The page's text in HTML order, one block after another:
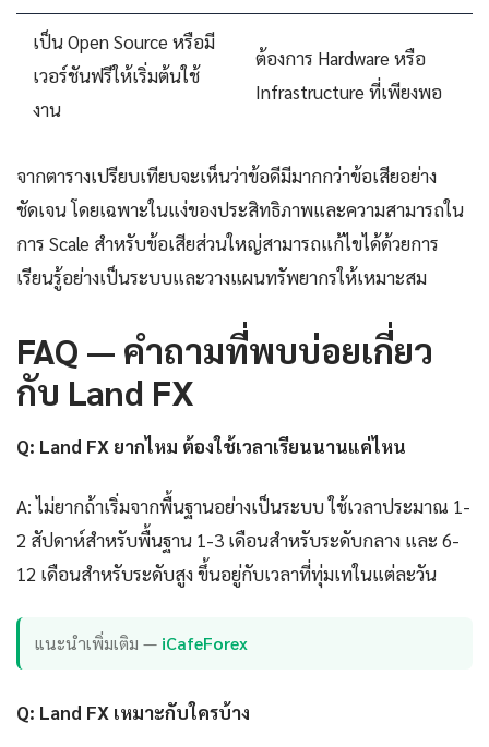
เป็น Open Source หรือมี
เวอร์ชันฟรีให้เริ่มต้นใช้
งาน
ต้องการ Hardware หรือ
Infrastructure ที่เพียงพอ
จากตารางเปรียบเทียบจะเห็นว่าข้อดีมีมากกว่าข้อเสียอย่าง
ชัดเจน โดยเฉพาะในแง่ของประสิทธิภาพและความสามารถใน
การ Scale สำหรับข้อเสียส่วนใหญ่สามารถแก้ไขได้ด้วยการ
เรียนรู้อย่างเป็นระบบและวางแผนทรัพยากรให้เหมาะสม
FAQ — คำถามที่พบบ่อยเกี่ยว
กับ Land FX
Q: Land FX ยากไหม ต้องใช้เวลาเรียนนานแค่ไหน
A: ไม่ยากถ้าเริ่มจากพื้นฐานอย่างเป็นระบบ ใช้เวลาประมาณ 1-
2 สัปดาห์สำหรับพื้นฐาน 1-3 เดือนสำหรับระดับกลาง และ 6-
12 เดือนสำหรับระดับสูง ขึ้นอยู่กับเวลาที่ทุ่มเทในแต่ละวัน
แนะนำเพิ่มเติม — iCafeForex
Q: Land FX เหมาะกับใครบ้าง